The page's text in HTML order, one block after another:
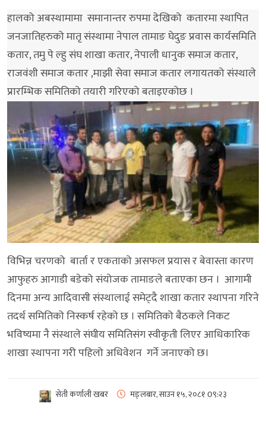
हालको अबस्थामामा समानान्तर रुपमा देखिको कतारमा स्थापित
जनजातिहरुको मातृ संस्थामा नेपाल तामाङ घेदुङ प्रवास कार्यसमिति
कतार, तमु पे ल्हु संघ शाखा कतार, नेपाली धानुक समाज कतार,
राजवंशी समाज कतार ,माझी सेवा समाज कतार लगायतको संस्थाले
प्रारम्भिक समितिको तयारी गरिएको बताइएकोछ ।
विभिन्न चरणको बार्ता र एकताको असफल प्रयास र बेवास्ता कारण
आफुहरु आगाडी बडेको संयोजक तामाङले बताएका छन । आगामी
दिनमा अन्य आदिवासी संस्थालाई समेट्दै शाखा कतार स्थापना गरिने
तदर्थ समितिको निस्कर्ष रहेको छ । समितिको बैठकले निकट
भविष्यमा नै संस्थाले संघीय समितिसंग स्वीकृती लिएर आधिकारिक
शाखा स्थापना गरी पहिलो अधिवेशन गर्ने जनाएको छ।
सेती कर्णाली खबर मङ्लबार, साउन १५, २०८१0९:२३